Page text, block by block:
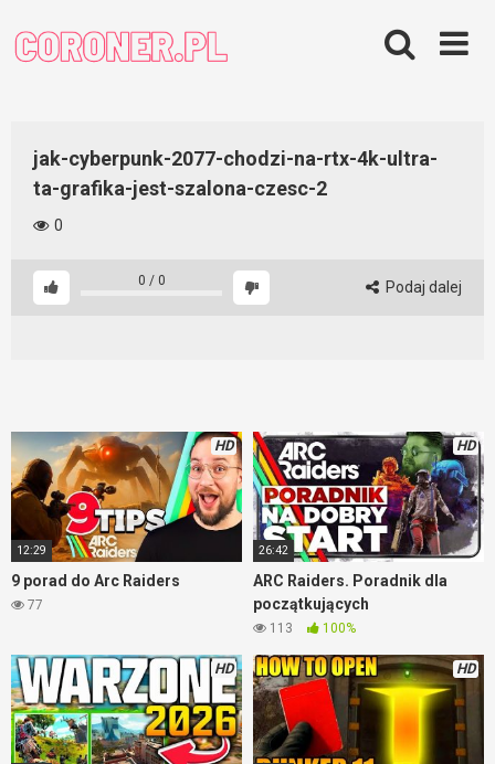
content
jak-cyberpunk-2077-chodzi-na-rtx-4k-ultra-
ta-grafika-jest-szalona-czesc-2
0
0 / 0 Podaj dalej
HD
12:29
9 porad do Arc Raiders
77
HD
26:42
ARC Raiders. Poradnik dla
początkujących
113 100%
HD HD